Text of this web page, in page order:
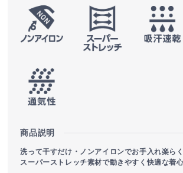
商品説明
洗って干すだけ・ノンアイロンでお手入れ楽らく
スーパーストレッチ素材で動きやすく快適な着